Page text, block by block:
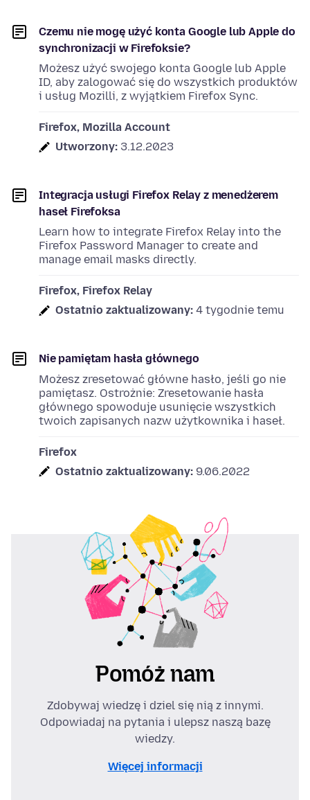
Czemu nie mogę użyć konta Google lub Apple do
synchronizacji w Firefoksie?
Możesz użyć swojego konta Google lub Apple
ID, aby zalogować się do wszystkich produktów
i usług Mozilli, z wyjątkiem Firefox Sync.
Firefox, Mozilla Account
Utworzony: 3.12.2023
Integracja usługi Firefox Relay z menedżerem
haseł Firefoksa
Learn how to integrate Firefox Relay into the
Firefox Password Manager to create and
manage email masks directly.
Firefox, Firefox Relay
Ostatnio zaktualizowany: 4 tygodnie temu
Nie pamiętam hasła głównego
Możesz zresetować główne hasło, jeśli go nie
pamiętasz. Ostrożnie: Zresetowanie hasła
głównego spowoduje usunięcie wszystkich
twoich zapisanych nazw użytkownika i haseł.
Firefox
Ostatnio zaktualizowany: 9.06.2022
Pomóż nam
Zdobywaj wiedzę i dziel się nią z innymi.
Odpowiadaj na pytania i ulepsz naszą bazę
wiedzy.
Więcej informacji